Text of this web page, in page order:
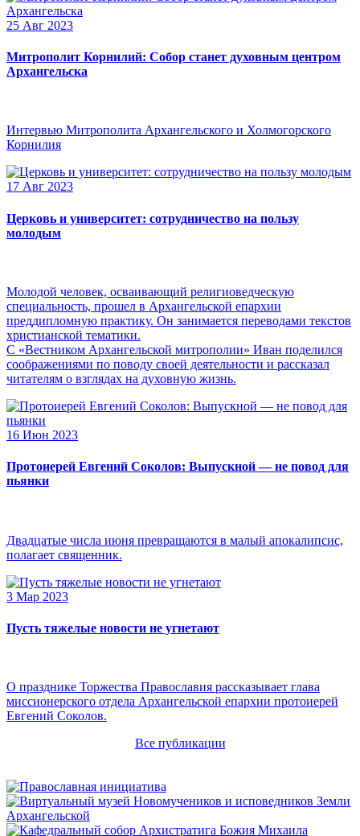
25 Авг 2023
Митрополит Корнилий: Собор станет духовным центром
Архангельска
Интервью Митрополита Архангельского и Холмогорского
Корнилия
17 Авг 2023
Церковь и университет: сотрудничество на пользу
молодым
Молодой человек, осваивающий религиоведческую
специальность, прошел в Архангельской епархии
преддипломную практику. Он занимается переводами текстов
христианской тематики.
С «Вестником Архангельской митрополии» Иван поделился
соображениями по поводу своей деятельности и рассказал
читателям о взглядах на духовную жизнь.
16 Июн 2023
Протоиерей Евгений Соколов: Выпускной — не повод для
пьянки
Двадцатые числа июня превращаются в малый апокалипсис,
полагает священник.
3 Мар 2023
Пусть тяжелые новости не угнетают
О празднике Торжества Православия рассказывает глава
миссионерского отдела Архангельской епархии протоиерей
Евгений Соколов.
Все публикации